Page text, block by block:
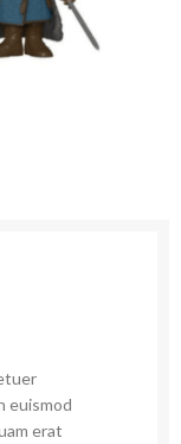
euismod
erat